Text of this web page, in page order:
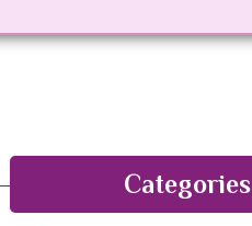
Categories